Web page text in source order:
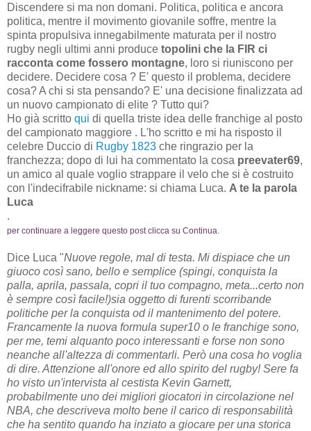
Discendere si ma non domani. Politica, politica e ancora
politica, mentre il movimento giovanile soffre, mentre la
spinta propulsiva innegabilmente maturata per il nostro
rugby negli ultimi anni produce topolini che la FIR ci
racconta come fossero montagne, loro si riuniscono per
decidere. Decidere cosa ? E' questo il problema, decidere
cosa? A chi si sta pensando? E' una decisione finalizzata ad
un nuovo campionato di elite ? Tutto qui?
Ho già scritto qui di quella triste idea delle franchige al posto
del campionato maggiore . L'ho scritto e mi ha risposto il
celebre Duccio di Rugby 1823 che ringrazio per la
franchezza; dopo di lui ha commentato la cosa preevater69,
un amico al quale voglio strappare il velo che si è costruito
con l'indecifrabile nickname: si chiama Luca. A te la parola
Luca
.
per continuare a leggere questo post clicca su Continua.
Dice Luca "Nuove regole, mal di testa. Mi dispiace che un
giuoco così sano, bello e semplice (spingi, conquista la
palla, aprila, passala, copri il tuo compagno, meta...certo non
è sempre così facile!)sia oggetto di furenti scorribande
politiche per la conquista od il mantenimento del potere.
Francamente la nuova formula super10 o le franchige sono,
per me, temi alquanto poco interessanti e forse non sono
neanche all'altezza di commentarli. Però una cosa ho voglia
di dire. Attenzione all'onore ed allo spirito del rugby! Sere fa
ho visto un'intervista al cestista Kevin Garnett,
probabilmente uno dei migliori giocatori in circolazione nel
NBA, che descriveva molto bene il carico di responsabilità
che ha sentito quando ha inziato a giocare per una storica